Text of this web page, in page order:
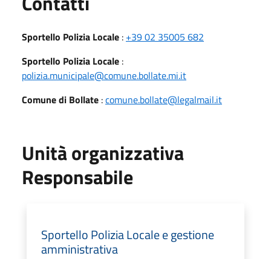
Sportello Polizia Locale : +39 02 35005 682
Sportello Polizia Locale :
polizia.municipale@comune.bollate.mi.it
Comune di Bollate :comune.bollate@legalmail.it
Unità organizzativa
Responsabile
Sportello Polizia Locale e gestione
amministrativa